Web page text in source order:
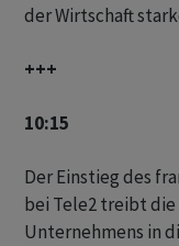
der Wirtschaft
+++
10:15
Der Einstieg des
bei Tele2 treibt die
Unternehmens in